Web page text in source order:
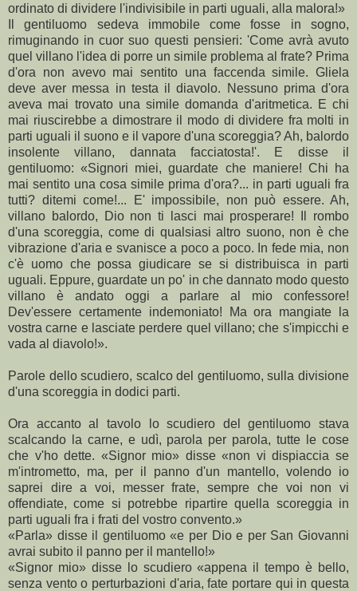
ordinato di dividere l'indivisibile in parti uguali, alla malora!»
Il gentiluomo sedeva immobile come fosse in sogno,
rimuginando in cuor suo questi pensieri: 'Come avrà avuto
quel villano l'idea di porre un simile problema al frate? Prima
d'ora non avevo mai sentito una faccenda simile. Gliela
deve aver messa in testa il diavolo. Nessuno prima d'ora
aveva mai trovato una simile domanda d'aritmetica. E chi
mai riuscirebbe a dimostrare il modo di dividere fra molti in
parti uguali il suono e il vapore d'una scoreggia? Ah, balordo
insolente villano, dannata facciatosta!'. E disse il
gentiluomo: «Signori miei, guardate che maniere! Chi ha
mai sentito una cosa simile prima d'ora?... in parti uguali fra
tutti? ditemi come!... E' impossibile, non può essere. Ah,
villano balordo, Dio non ti lasci mai prosperare! Il rombo
d'una scoreggia, come di qualsiasi altro suono, non è che
vibrazione d'aria e svanisce a poco a poco. In fede mia, non
c'è uomo che possa giudicare se si distribuisca in parti
uguali. Eppure, guardate un po' in che dannato modo questo
villano è andato oggi a parlare al mio confessore!
Dev'essere certamente indemoniato! Ma ora mangiate la
vostra carne e lasciate perdere quel villano; che s'impicchi e
vada al diavolo!».
Parole dello scudiero, scalco del gentiluomo, sulla divisione
d'una scoreggia in dodici parti.
Ora accanto al tavolo lo scudiero del gentiluomo stava
scalcando la carne, e udì, parola per parola, tutte le cose
che v'ho dette. «Signor mio» disse «non vi dispiaccia se
m'intrometto, ma, per il panno d'un mantello, volendo io
saprei dire a voi, messer frate, sempre che voi non vi
offendiate, come si potrebbe ripartire quella scoreggia in
parti uguali fra i frati del vostro convento.»
«Parla» disse il gentiluomo «e per Dio e per San Giovanni
avrai subito il panno per il mantello!»
«Signor mio» disse lo scudiero «appena il tempo è bello,
senza vento o perturbazioni d'aria, fate portare qui in questa